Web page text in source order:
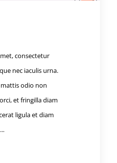
consectetur
nec iaculis urna.
odio non
et fringilla diam
ligula et diam